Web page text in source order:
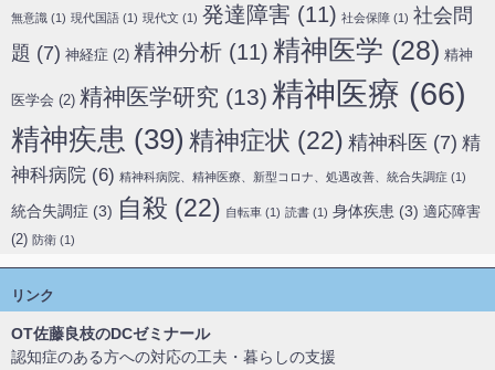
無意識 (1) 現代国語 (1) 現代文 (1) 発達障害 (11) 社会保障 (1) 社会問
題 (7) 神経症 (2) 精神分析 (11) 精神医学 (28) 精神
医学会 (2) 精神医学研究 (13) 精神医療 (66)
精神疾患 (39) 精神症状 (22) 精神科医 (7) 精
神科病院 (6) 精神科病院、精神医療、新型コロナ、処遇改善、統合失調症 (1)
統合失調症 (3) 自殺 (22) 自転車 (1) 読書 (1) 身体疾患 (3) 適応障害
(2) 防衛 (1)
リンク
OT佐藤良枝のDCゼミナール
認知症のある方への対応の工夫・暮らしの支援